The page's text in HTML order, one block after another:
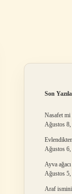
Son
Nasafet mi
Ağustos 8,
Ağustos 6,
Ayva
Ağustos 5,
Araf